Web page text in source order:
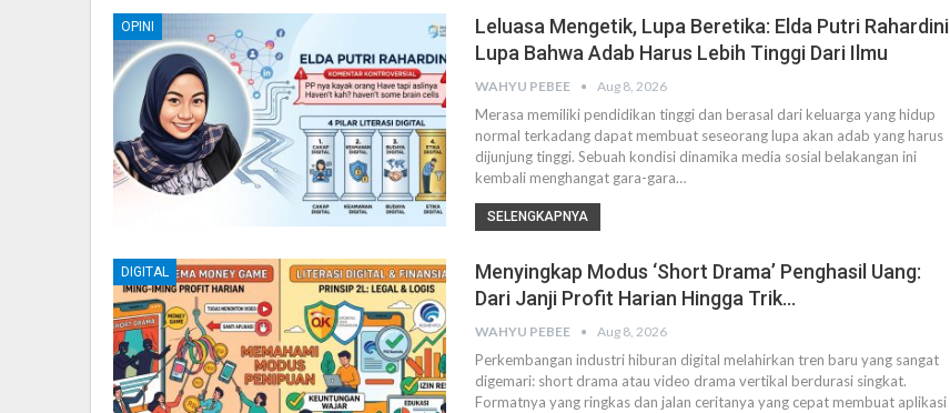
OPINI
Leluasa Mengetik, Lupa Beretika: Elda Putri Rahardini
Lupa Bahwa Adab Harus Lebih Tinggi Dari Ilmu
WAHYU PEBEE Aug 8, 2026
Merasa memiliki pendidikan tinggi dan berasal dari keluarga yang hidup
normal terkadang dapat membuat seseorang lupa akan adab yang harus
dijunjung tinggi. Sebuah kondisi dinamika media sosial belakangan ini
kembali menghangat gara-gara…
SELENGKAPNYA
DIGITAL
Menyingkap Modus ‘Short Drama’ Penghasil Uang:
Dari Janji Profit Harian Hingga Trik…
WAHYU PEBEE Aug 8, 2026
Perkembangan industri hiburan digital melahirkan tren baru yang sangat
digemari: short drama atau video drama vertikal berdurasi singkat.
Formatnya yang ringkas dan jalan ceritanya yang cepat membuat aplikasi